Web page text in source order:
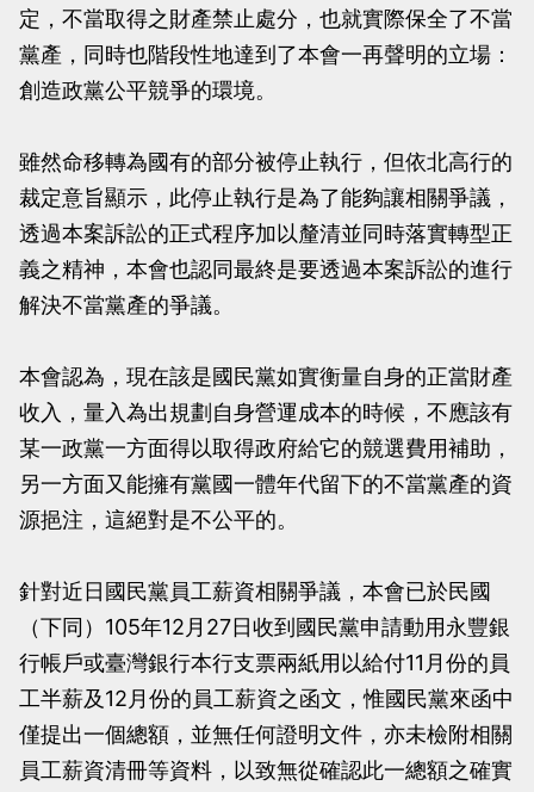
定，不當取得之財產禁止處分，也就實際保全了不當
黨產，同時也階段性地達到了本會一再聲明的立場：
創造政黨公平競爭的環境。
雖然命移轉為國有的部分被停止執行，但依北高行的
裁定意旨顯示，此停止執行是為了能夠讓相關爭議，
透過本案訴訟的正式程序加以釐清並同時落實轉型正
義之精神，本會也認同最終是要透過本案訴訟的進行
解決不當黨產的爭議。
本會認為，現在該是國民黨如實衡量自身的正當財產
收入，量入為出規劃自身營運成本的時候，不應該有
某一政黨一方面得以取得政府給它的競選費用補助，
另一方面又能擁有黨國一體年代留下的不當黨產的資
源挹注，這絕對是不公平的。
針對近日國民黨員工薪資相關爭議，本會已於民國
（下同）105年12月27日收到國民黨申請動用永豐銀
行帳戶或臺灣銀行本行支票兩紙用以給付11月份的員
工半薪及12月份的員工薪資之函文，惟國民黨來函中
僅提出一個總額，並無任何證明文件，亦未檢附相關
員工薪資清冊等資料，以致無從確認此一總額之確實